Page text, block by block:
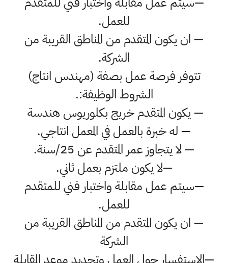
للعمل.
— ان يكون المتقدم من المناطق القريبة من
الشركة.
تتوفر فرصة عمل بصفة (مهندس انتاج)
الشروط الوظيفة:.
— يكون المتقدم خريج بكلوريوس هندسة
— له خبرة بالعمل في المعمل انتاجي.
— لا يتجاوز عمر المتقدم عن 25/سنة.
—لا يكون ملتزم بعمل ثاني.
—سيتم عمل مقابلة واختبار فني للمتقدم
للعمل.
— ان يكون المتقدم من المناطق القريبة من
الشركة